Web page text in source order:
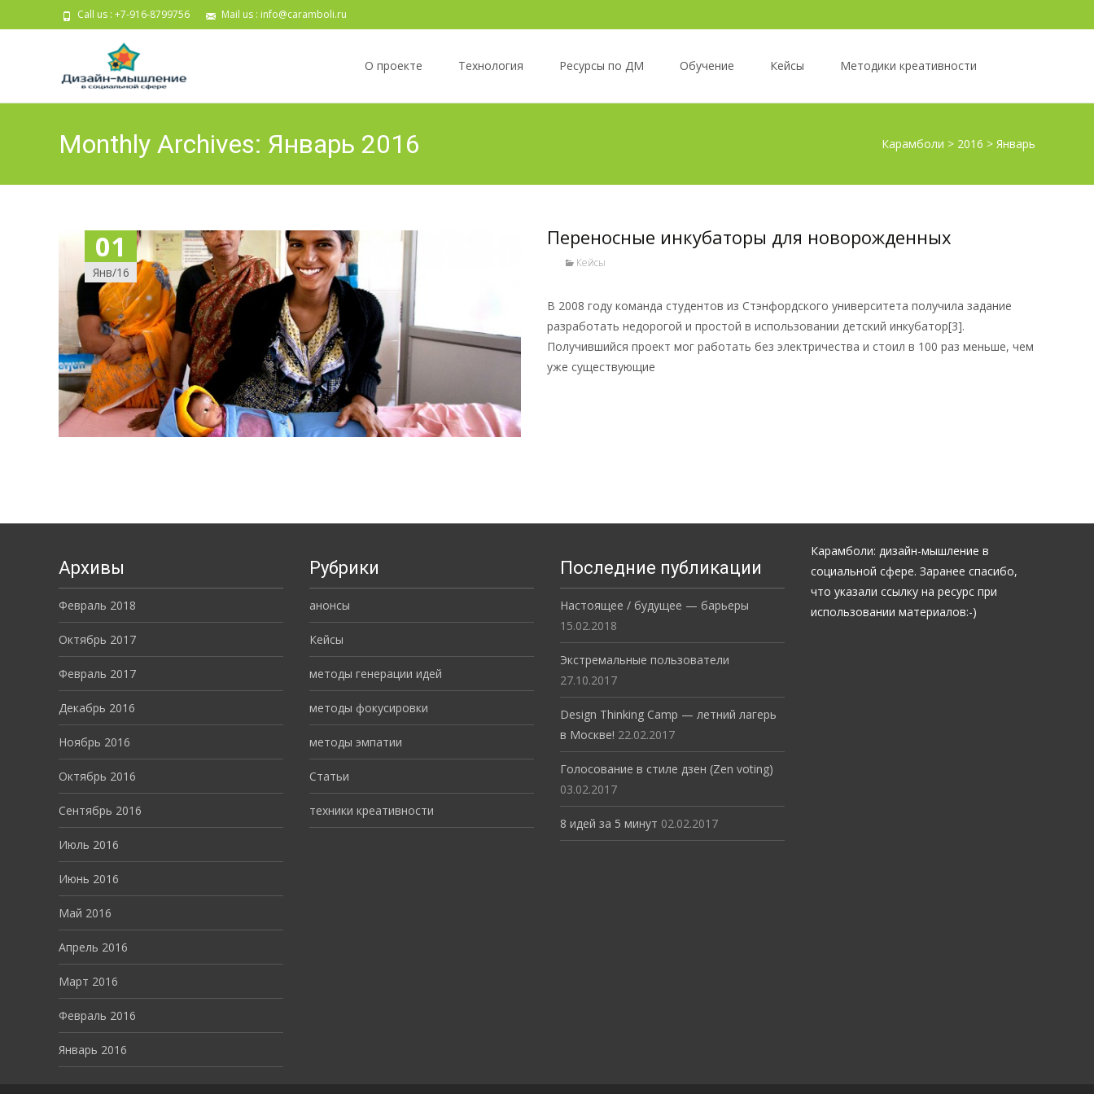
Call us : +7-916-8799756 Mail us : info@caramboli.ru
О проекте Технология Ресурсы по ДМ Обучение Кейсы Методики креативности
Monthly Archives: Январь 2016 Карамболи > 2016 > Январь
01
Янв/16
Переносные инкубаторы для новорожденных
Кейсы
В 2008 году команда студентов из Стэнфордского университета получила задание
разработать недорогой и простой в использовании детский инкубатор[3].
Получившийся проект мог работать без электричества и стоил в 100 раз меньше, чем
уже существующие
Архивы
Февраль 2018
Октябрь 2017
Февраль 2017
Декабрь 2016
Ноябрь 2016
Октябрь 2016
Сентябрь 2016
Июль 2016
Июнь 2016
Май 2016
Апрель 2016
Март 2016
Февраль 2016
Январь 2016
Рубрики
анонсы
Кейсы
методы генерации идей
методы фокусировки
методы эмпатии
Статьи
техники креативности
Последние публикации
Настоящее / будущее — барьеры
15.02.2018
Экстремальные пользователи
27.10.2017
Design Thinking Camp — летний лагерь
в Москве! 22.02.2017
Голосование в стиле дзен (Zen voting)
03.02.2017
8 идей за 5 минут 02.02.2017
Карамболи: дизайн-мышление в
социальной сфере. Заранее спасибо,
что указали ссылку на ресурс при
использовании материалов:-)